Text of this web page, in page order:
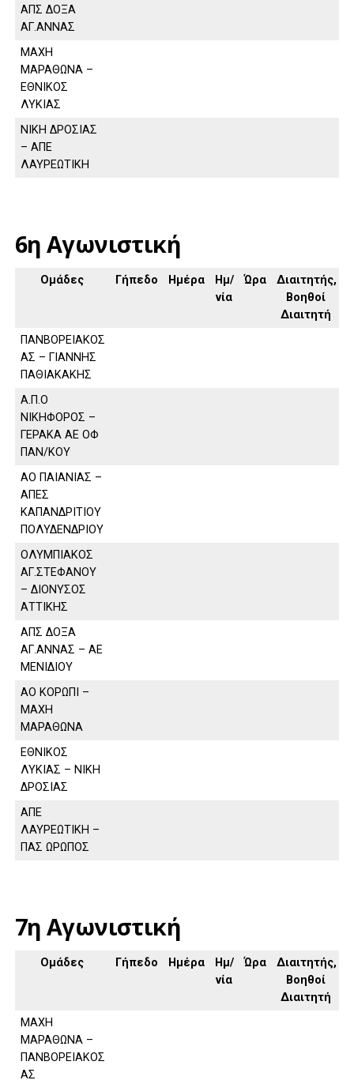
ΑΠΣ ΔΟΞΑ
ΑΓ.ΑΝΝΑΣ
ΜΑΧΗ
ΜΑΡΑΘΩΝΑ –
ΕΘΝΙΚΟΣ
ΛΥΚΙΑΣ
ΝΙΚΗ ΔΡΟΣΙΑΣ
– ΑΠΕ
ΛΑΥΡΕΩΤΙΚΗ
6η Αγωνιστική
Ομάδες Γήπεδο Ημέρα
Ημ/
νία
Ώρα
Διαιτητής,
Βοηθοί
Διαιτητή
ΠΑΝΒΟΡΕΙΑΚΟΣ
ΑΣ – ΓΙΑΝΝΗΣ
ΠΑΘΙΑΚΑΚΗΣ
Α.Π.Ο
ΝΙΚΗΦΟΡΟΣ –
ΓΕΡΑΚΑ ΑΕ ΟΦ
ΠΑΝ/ΚΟΥ
ΑΟ ΠΑΙΑΝΙΑΣ –
ΑΠΕΣ
ΚΑΠΑΝΔΡΙΤΙΟΥ
ΠΟΛΥΔΕΝΔΡΙΟΥ
ΟΛΥΜΠΙΑΚΟΣ
ΑΓ.ΣΤΕΦΑΝΟΥ
– ΔΙΟΝΥΣΟΣ
ΑΤΤΙΚΗΣ
ΑΠΣ ΔΟΞΑ
ΑΓ.ΑΝΝΑΣ – ΑΕ
ΜΕΝΙΔΙΟΥ
ΑΟ ΚΟΡΩΠΙ –
ΜΑΧΗ
ΜΑΡΑΘΩΝΑ
ΕΘΝΙΚΟΣ
ΛΥΚΙΑΣ – ΝΙΚΗ
ΔΡΟΣΙΑΣ
ΑΠΕ
ΛΑΥΡΕΩΤΙΚΗ –
ΠΑΣ ΩΡΩΠΟΣ
7η Αγωνιστική
Ομάδες Γήπεδο Ημέρα
Ημ/
νία
Ώρα
Διαιτητής,
Βοηθοί
Διαιτητή
ΜΑΧΗ
ΜΑΡΑΘΩΝΑ –
ΠΑΝΒΟΡΕΙΑΚΟΣ
ΑΣ